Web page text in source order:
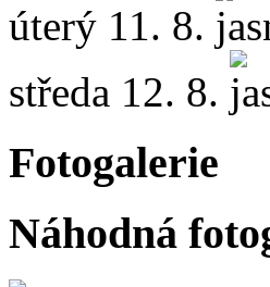
úterý 11. 8.
středa 12. 8.
Fotogalerie
Náhodná